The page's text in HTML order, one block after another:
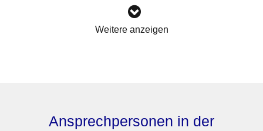
Weitere anzeigen
Ansprechpersonen in der